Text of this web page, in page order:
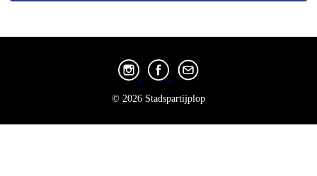
© 2026 Stadspartijplop